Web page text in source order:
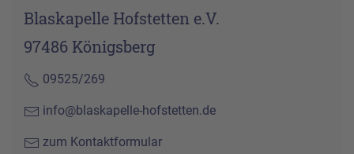
Blaskapelle Hofstetten e.V.
97486 Königsberg
09525/269
info@blaskapelle-hofstetten.de
zum Kontaktformular